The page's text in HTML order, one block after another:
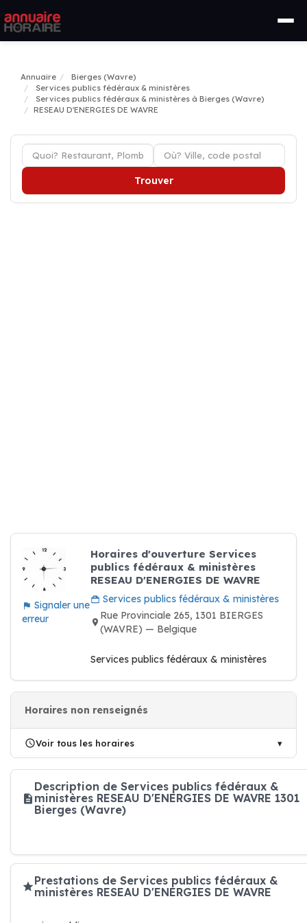
Annuaire
Bierges (Wavre)
Services publics fédéraux & ministères
Services publics fédéraux & ministères à Bierges (Wavre)
RESEAU D'ENERGIES DE WAVRE
Trouver
Signaler une
erreur
Horaires d'ouverture Services
publics fédéraux & ministères
RESEAU D'ENERGIES DE WAVRE
Services publics fédéraux & ministères
Rue Provinciale 265, 1301 BIERGES
(WAVRE) — Belgique
Services publics fédéraux & ministères
Horaires non renseignés
Voir tous les horaires
Description de Services publics fédéraux &
ministères RESEAU D'ENERGIES DE WAVRE 1301
Bierges (Wavre)
Prestations de Services publics fédéraux &
ministères RESEAU D'ENERGIES DE WAVRE